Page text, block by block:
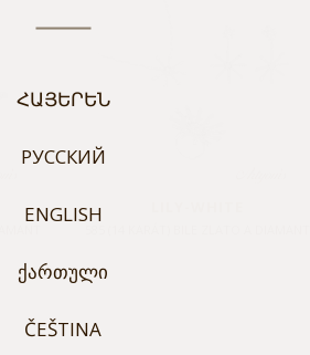
ՀԱՅԵՐԵՆ
РУССКИЙ
ENGLISH
ᲥᲐᲠᲗᲣᲚᲘ
ČEŠTINA